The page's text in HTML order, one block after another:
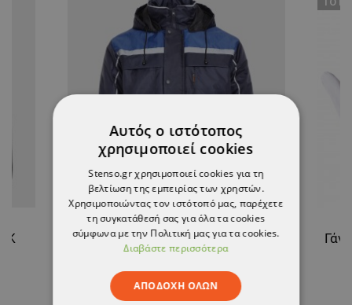
Μπουφάν εργασίας COLLINS WINTER BLUE T/C
37,08 €
Αυτός ο ιστότοπος
χρησιμοποιεί cookies
Stenso.gr χρησιμοποιεί cookies για τη
βελτίωση της εμπειρίας των χρηστών.
Χρησιμοποιώντας τον ιστότοπό μας, παρέχετε
τη συγκατάθεσή σας για όλα τα cookies
σύμφωνα με την Πολιτική μας για τα cookies.
Διαβάστε περισσότερα
ΑΠΟΔΟΧΉ ΌΛΩΝ